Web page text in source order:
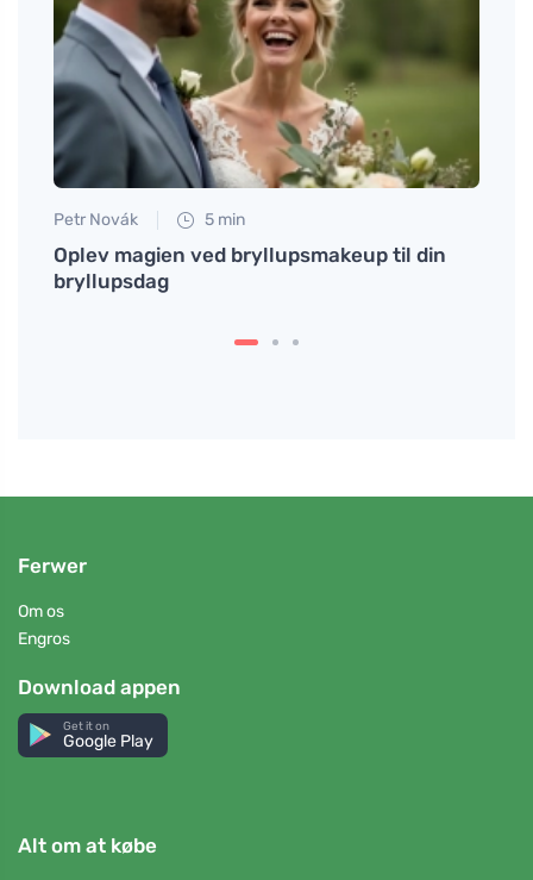
Petr Novák 5 min
Oplev magien ved bryllupsmakeup til din
bryllupsdag
Ferwer
Om os
Engros
Download appen
Get it on
Google Play
Alt om at købe